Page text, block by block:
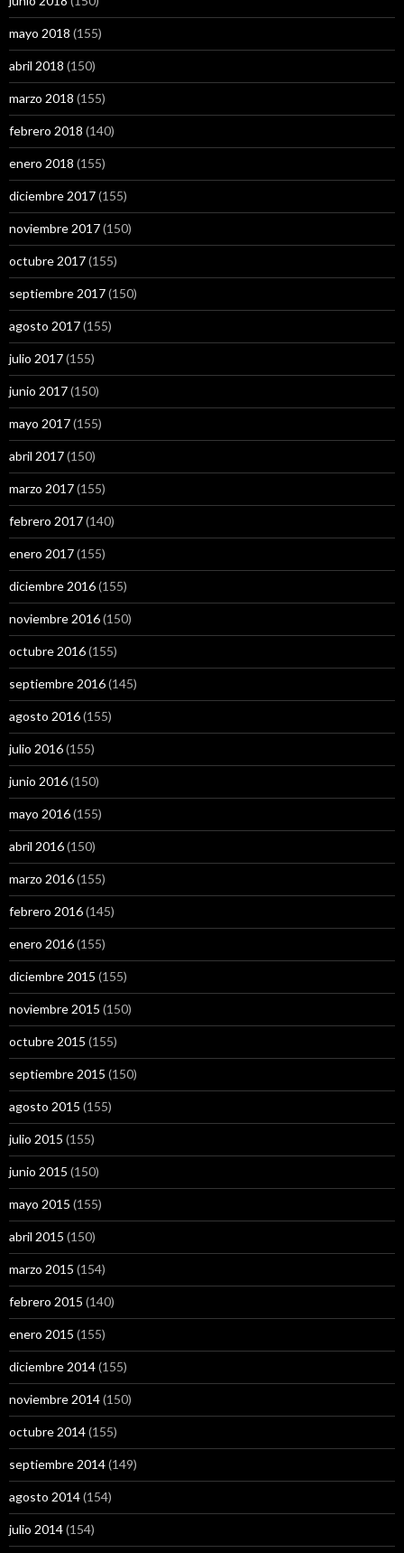
mayo 2018 (155)
abril 2018 (150)
marzo 2018 (155)
febrero 2018 (140)
enero 2018 (155)
diciembre 2017(155)
noviembre 2017(150)
octubre 2017(155)
septiembre 2017(150)
agosto 2017(155)
julio 2017(155)
junio 2017(150)
mayo 2017(155)
abril 2017(150)
marzo 2017(155)
febrero 2017(140)
enero 2017(155)
diciembre 2016(155)
noviembre 2016(150)
octubre 2016(155)
septiembre 2016(145)
agosto 2016(155)
julio 2016(155)
junio 2016(150)
mayo 2016(155)
abril 2016(150)
marzo 2016(155)
febrero 2016(145)
enero 2016(155)
diciembre 2015 (155)
noviembre 2015 (150)
octubre 2015 (155)
septiembre 2015 (150)
agosto 2015 (155)
julio 2015 (155)
junio 2015 (150)
mayo 2015 (155)
abril 2015 (150)
marzo 2015 (154)
febrero 2015 (140)
enero 2015 (155)
diciembre 2014(155)
noviembre 2014(150)
octubre 2014(155)
septiembre 2014(149)
agosto 2014(154)
julio 2014(154)